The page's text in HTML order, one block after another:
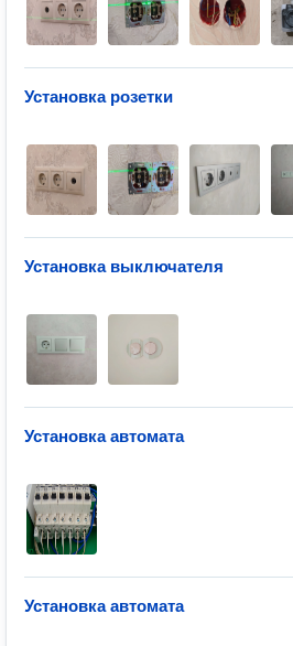
Установка розетки
Установка выключателя
Установка автомата
Установка автомата